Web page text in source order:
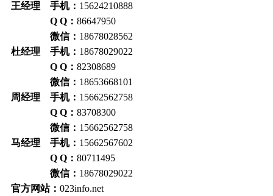
王经理 手机： 15624210888
Q Q： 86647950
微信： 18678028562
杜经理 手机： 18678029022
Q Q： 82308689
微信： 18653668101
周经理 手机： 15662562758
Q Q： 83708300
微信： 15662562758
马经理 手机： 15662567602
Q Q： 80711495
微信： 18678029022
官方网站： 023info.net